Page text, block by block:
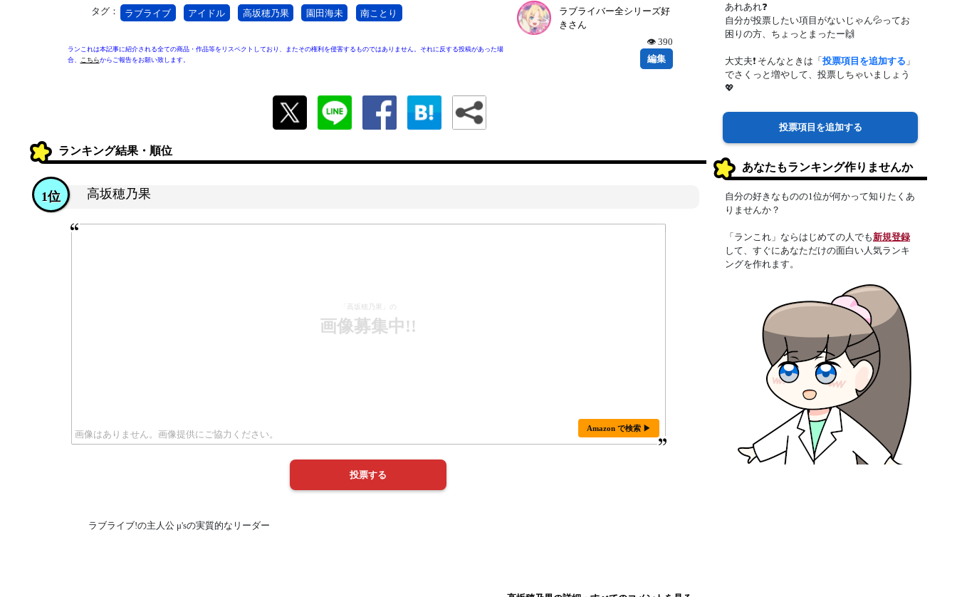
タグ： ラブライブ アイドル 高坂穂乃果 園田海未 南ことり
ランこれは本記事に紹介される全ての商品・作品等をリスペクトしており、またその権利を侵害するものではありません。それに反する投稿があった場
合、
こちらからご報告をお願い致します。
ラブライバー全シリーズ好
きさん
👁 390
編集
ランキング結果・順位
高坂穂乃果
1位
「高坂穂乃果」の
画像募集中!!
Amazon で検索 ▶
ラブライブ!の主人公 μ'sの実質的なリーダー
あれあれ❓
自分が投票したい項目がないじゃん💦ってお
困りの方、ちょっとまったー🙌
大丈夫❗ そんなときは「投票項目を追加する 」
でさくっと増やして、投票しちゃいましょう
💖
投票項目を追加する
あなたもランキング作りませんか
自分の好きなものの1位が何かって知りたくあ
りませんか？
「ランこれ」ならはじめての人でも新規登録
して、すぐにあなただけの面白い人気ランキ
ングを作れます。